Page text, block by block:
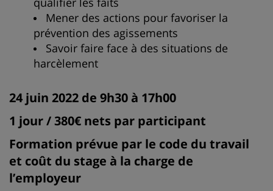
Mener des actions pour favoriser la
prévention des agissements
Savoir faire face à des situations de
harcèlement
24 juin 2022 de 9h30 à 17h00
1 jour / 380€ nets par participant
Formation prévue par le code du travail
et coût du stage à la charge de
l’employeur